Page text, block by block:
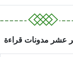
عشر مدونات قراءة